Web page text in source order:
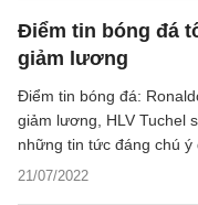
Điểm tin bóng đá
giảm lương
21/07/2022
Điểm tin bóng đá:
giảm lương, HLV Tuchel
những tin tức đáng chú ý
trang Bóng đá 24h tổng